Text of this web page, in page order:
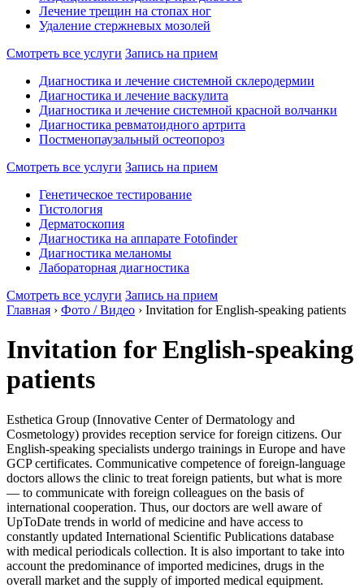
Лечение трещин на стопах ног
Удаление стержневых мозолей
Смотреть все услуги Запись на прием
Диагностика и лечение системной склеродермии
Диагностика и лечение васкулита
Диагностика и лечение системной красной волчанки
Диагностика ревматоидного артрита
Постменопаузальный остеопороз
Смотреть все услуги Запись на прием
Генетическое тестирование
Гистология
Дерматоскопия
Диагностика на аппарате Fotofinder
Диагностика меланомы
Лабораторная диагностика
Смотреть все услуги Запись на прием
Главная › Фото / Видео › Invitation for English-speaking patients
Invitation for English-speaking
patients
Esthetica Group (Innovative Center of Dermatology and
Cosmetology) provides reception service for foreign citizens. Our
English-speaking specialists undergo trainings in Europe and have
GCP certificates. Communicative competence of foreign-language
doctors allows the clinic to treat foreign patients, but what is more
— to communicate with foreign colleagues on the basis of
international cooperation. Thus, our doctors are well aware of
UpToDate trends in world of medicine and have access to
constantly updated International Scientific Publications database
with medical periodicals collection. It is also important to take into
account the predominance of imported medicines, drugs in the
overall market and the supply of imported medical equipment.